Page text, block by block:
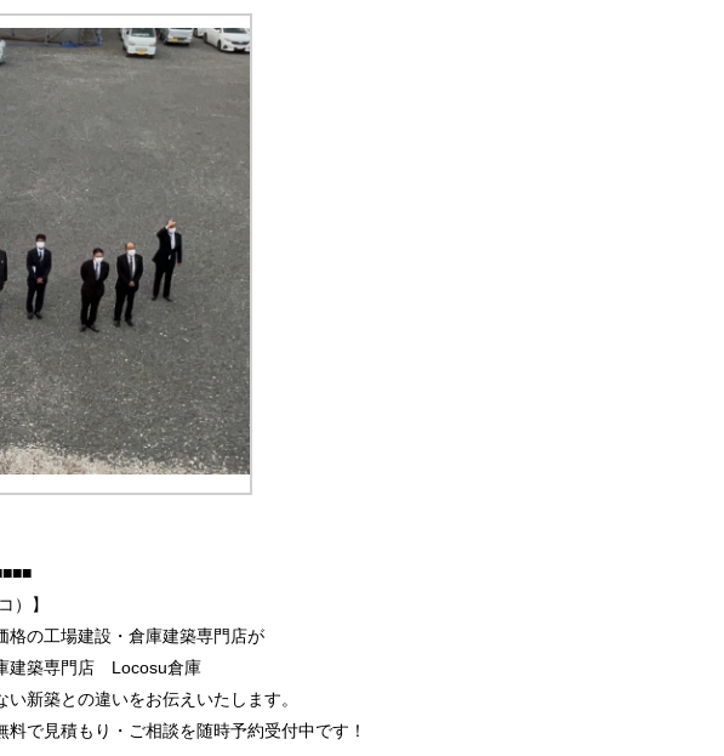
）】
格の工場建設・倉庫建築専門店が
建築専門店 Locosu倉庫
新築との違いをお伝えいたします。
で見積もり・ご相談を随時予約受付中です！